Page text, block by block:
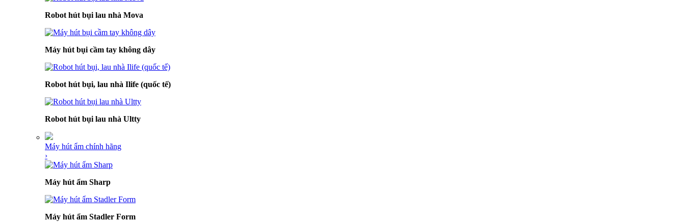
Robot hút bụi lau nhà Mova
Máy hút bụi cầm tay không dây
Robot hút bụi, lau nhà Ilife (quốc tế)
Robot hút bụi lau nhà Ultty
Máy hút ẩm chính hãng
›
Máy hút ẩm Sharp
Máy hút ẩm Stadler Form